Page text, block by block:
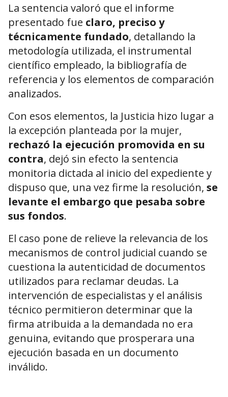
La sentencia valoró que el informe
presentado fue claro, preciso y
técnicamente fundado, detallando la
metodología utilizada, el instrumental
científico empleado, la bibliografía de
referencia y los elementos de comparación
analizados.
Con esos elementos, la Justicia hizo lugar a
la excepción planteada por la mujer,
rechazó la ejecución promovida en su
contra, dejó sin efecto la sentencia
monitoria dictada al inicio del expediente y
dispuso que, una vez firme la resolución, se
levante el embargo que pesaba sobre
sus fondos.
El caso pone de relieve la relevancia de los
mecanismos de control judicial cuando se
cuestiona la autenticidad de documentos
utilizados para reclamar deudas. La
intervención de especialistas y el análisis
técnico permitieron determinar que la
firma atribuida a la demandada no era
genuina, evitando que prosperara una
ejecución basada en un documento
inválido.